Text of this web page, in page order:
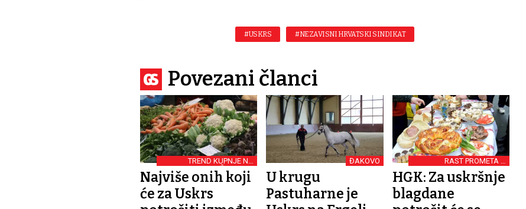
#USKRS #NEZAVISNI HRVATSKI SINDIKAT
Povezani članci
TREND KUPNJE NA
TRŽNICAMA
Najviše onih koji
će za Uskrs
ĐAKOVO
U krugu
Pastuharne je
RAST PROMETA U
MALOPRODAJI
HGK: Za uskršnje
blagdane